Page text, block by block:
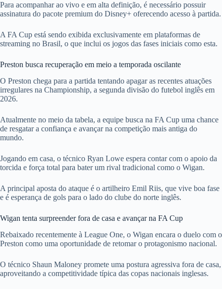
Para acompanhar ao vivo e em alta definição, é necessário possuir
assinatura do pacote premium do Disney+ oferecendo acesso à partida.
A FA Cup está sendo exibida exclusivamente em plataformas de
streaming no Brasil, o que inclui os jogos das fases iniciais como esta.
Preston busca recuperação em meio a temporada oscilante
O Preston chega para a partida tentando apagar as recentes atuações
irregulares na Championship, a segunda divisão do futebol inglês em
2026.
Atualmente no meio da tabela, a equipe busca na FA Cup uma chance
de resgatar a confiança e avançar na competição mais antiga do
mundo.
Jogando em casa, o técnico Ryan Lowe espera contar com o apoio da
torcida e força total para bater um rival tradicional como o Wigan.
A principal aposta do ataque é o artilheiro Emil Riis, que vive boa fase
e é esperança de gols para o lado do clube do norte inglês.
Wigan tenta surpreender fora de casa e avançar na FA Cup
Rebaixado recentemente à League One, o Wigan encara o duelo com o
Preston como uma oportunidade de retomar o protagonismo nacional.
O técnico Shaun Maloney promete uma postura agressiva fora de casa,
aproveitando a competitividade típica das copas nacionais inglesas.